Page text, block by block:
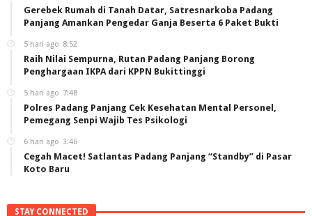
Gerebek Rumah di Tanah Datar, Satresnarkoba Padang
Panjang Amankan Pengedar Ganja Beserta 6 Paket Bukti
5 hari ago 8:52
Raih Nilai Sempurna, Rutan Padang Panjang Borong
Penghargaan IKPA dari KPPN Bukittinggi
5 hari ago 7:48
Polres Padang Panjang Cek Kesehatan Mental Personel,
Pemegang Senpi Wajib Tes Psikologi
6 hari ago 3:46
Cegah Macet! Satlantas Padang Panjang “Standby” di Pasar
Koto Baru
STAY CONNECTED